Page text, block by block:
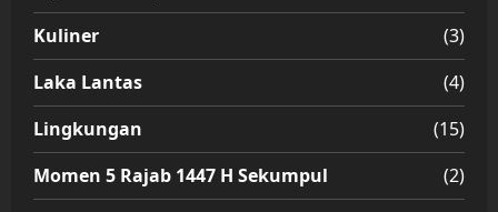
Kuliner
(3)
Laka Lantas
(4)
Lingkungan
(15)
Momen 5 Rajab 1447 H Sekumpul
(2)